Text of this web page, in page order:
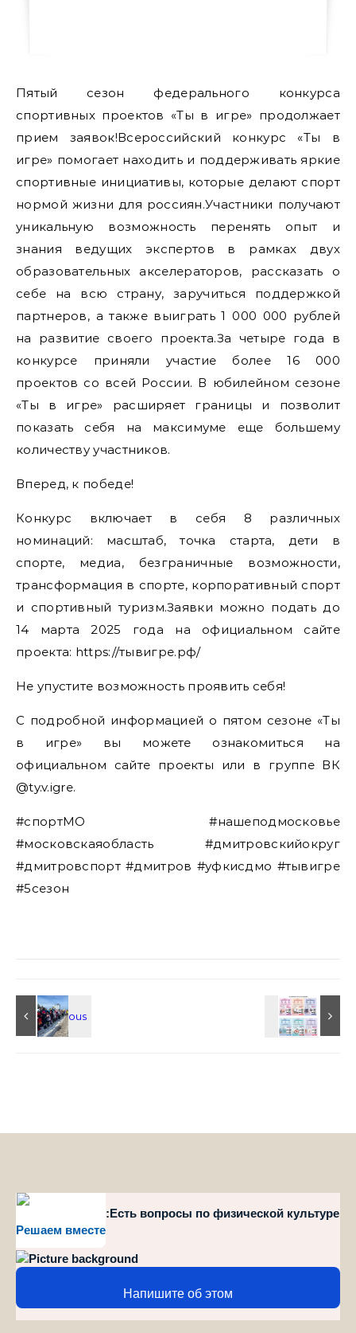
Пятый сезон федерального конкурса
спортивных проектов «Ты в игре» продолжает
прием заявок!Всероссийский конкурс «Ты в
игре» помогает находить и поддерживать яркие
спортивные инициативы, которые делают спорт
нормой жизни для россиян.Участники получают
уникальную возможность перенять опыт и
знания ведущих экспертов в рамках двух
образовательных акселераторов, рассказать о
себе на всю страну, заручиться поддержкой
партнеров, а также выиграть 1 000 000 рублей
на развитие своего проекта.За четыре года в
конкурсе приняли участие более 16 000
проектов со всей России. В юбилейном сезоне
«Ты в игре» расширяет границы и позволит
показать себя на максимуме еще большему
количеству участников.
Вперед, к победе!
Конкурс включает в себя 8 различных
номинаций: масштаб, точка старта, дети в
спорте, медиа, безграничные возможности,
трансформация в спорте, корпоративный спорт
и спортивный туризм.Заявки можно подать до
14 марта 2025 года на официальном сайте
проекта: https://тывигре.рф/
Не упустите возможность проявить себя!
С подробной информацией о пятом сезоне «Ты
в игре» вы можете ознакомиться на
официальном сайте проекты или в группе ВК
@ty.v.igre.
#спортМО #нашеподмосковье
#московскаяобласть #дмитровскийокруг
#дмитровспорт #дмитров #уфкисдмо #тывигре
#5сезон
Решаем вместе
style="position":Есть вопросы по физической культуре
и спорту?
Напишите об этом